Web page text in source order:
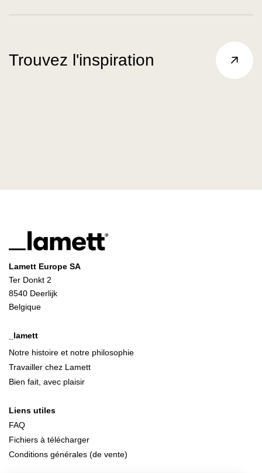
Trouvez l'inspiration
Lamett Europe SA
Ter Donkt 2
8540 Deerlijk
Belgique
_lamett
Notre histoire et notre philosophie
Travailler chez Lamett
Bien fait, avec plaisir
Liens utiles
FAQ
Fichiers à télécharger
Conditions générales (de vente)